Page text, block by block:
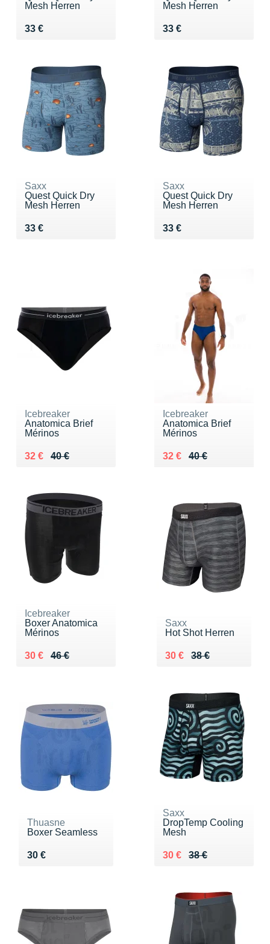
Mesh Herren
33 €
Vendu 33 €
Mesh Herren
33 €
Vendu 33 €
Saxx
Quest Quick Dry
Mesh Herren
33 €
Vendu 33 €
Saxx
Quest Quick Dry
Mesh Herren
33 €
Vendu 33 €
Icebreaker
Anatomica Brief
Mérinos
40 €
Au lieu de 40 €
32 €
Vendu 32 €
Icebreaker
Anatomica Brief
Mérinos
40 €
Au lieu de 40 €
32 €
Vendu 32 €
Icebreaker
Boxer Anatomica
Mérinos
46 €
Au lieu de 46 €
30 €
Vendu 30 €
Saxx
Hot Shot Herren
38 €
Au lieu de 38 €
30 €
Vendu 30 €
Thuasne
Boxer Seamless
30 €
Vendu 30 €
Saxx
DropTemp Cooling
Mesh
38 €
Au lieu de 38 €
30 €
Vendu 30 €